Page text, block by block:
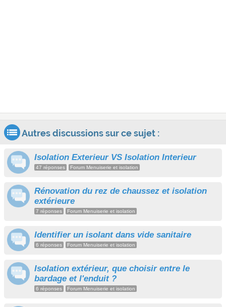
Autres discussions sur ce sujet :
Isolation Exterieur VS Isolation Interieur
47 réponses Forum Menuiserie et isolation
Rénovation du rez de chaussez et isolation
extérieure
7 réponses Forum Menuiserie et isolation
Identifier un isolant dans vide sanitaire
6 réponses Forum Menuiserie et isolation
Isolation extérieur, que choisir entre le
bardage et l'enduit ?
6 réponses Forum Menuiserie et isolation